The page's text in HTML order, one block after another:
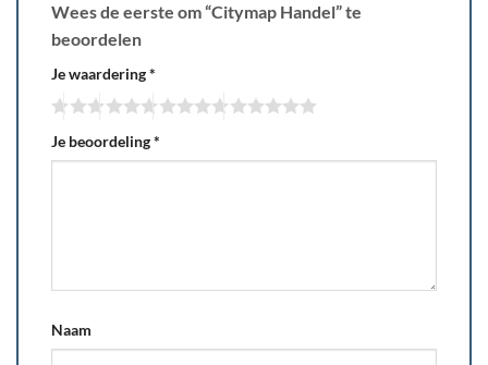
Wees de eerste om “Citymap Handel” te
beoordelen
Je waardering*
Je beoordeling*
Naam